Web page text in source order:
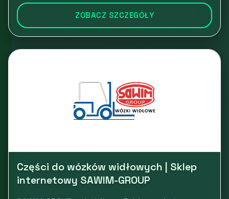
ZOBACZ SZCZEGÓŁY
Części do wózków widłowych | Sklep
internetowy SAWIM-GROUP